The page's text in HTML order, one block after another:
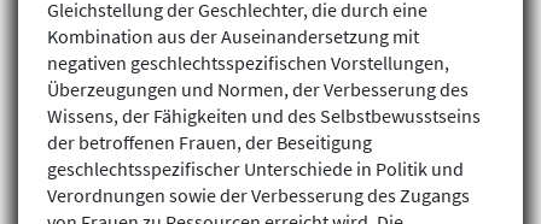
Gleichstellung der Geschlechter, die durch eine
Kombination aus der Auseinandersetzung mit
negativen geschlechtsspezifischen Vorstellungen,
Überzeugungen und Normen, der Verbesserung des
Wissens, der Fähigkeiten und des Selbstbewusstseins
der betroffenen Frauen, der Beseitigung
geschlechtsspezifischer Unterschiede in Politik und
Verordnungen sowie der Verbesserung des Zugangs